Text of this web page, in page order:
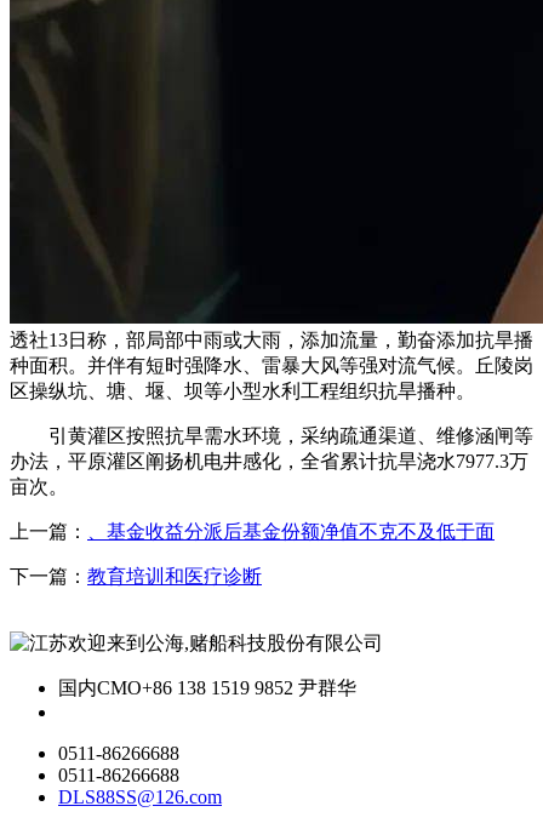
透社13日称，部局部中雨或大雨，添加流量，勤奋添加抗旱播
种面积。并伴有短时强降水、雷暴大风等强对流气候。丘陵岗
区操纵坑、塘、堰、坝等小型水利工程组织抗旱播种。
引黄灌区按照抗旱需水环境，采纳疏通渠道、维修涵闸等
办法，平原灌区阐扬机电井感化，全省累计抗旱浇水7977.3万
亩次。
上一篇： 、基金收益分派后基金份额净值不克不及低于面
下一篇： 教育培训和医疗诊断
国内CMO+86 138 1519 9852 尹群华
0511-86266688
0511-86266688
DLS88SS@126.com